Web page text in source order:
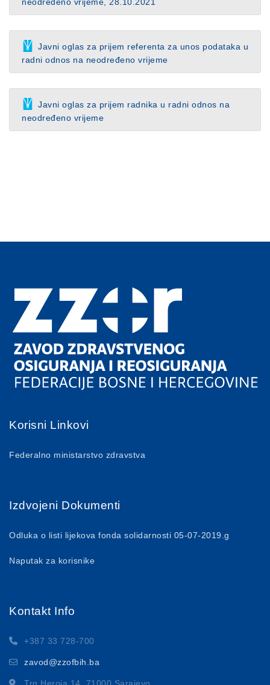
Javni oglas za prijem referenta za unos podataka u
radni odnos na neodređeno vrijeme
Javni oglas za prijem radnika u radni odnos na
neodređeno vrijeme
Korisni Linkovi
Federalno ministarstvo zdravstva
Izdvojeni Dokumenti
Odluka o listi lijekova fonda solidarnosti 05-07-2019.g
Naputak za korisnike
Kontakt Info
+387 33 728-700
zavod@zzofbih.ba
Trg Heroja 14, 71000 Sarajevo